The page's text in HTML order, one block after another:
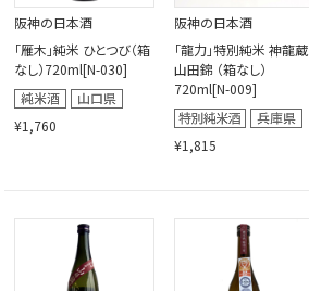
阪神の日本酒
「雁木」純米 ひとつび（箱
なし）720ml[N-030]
¥1,760
阪神の日本酒
「龍力」特別純米 神龍蔵
山田錦 （箱なし）
720ml[N-009]
¥1,815